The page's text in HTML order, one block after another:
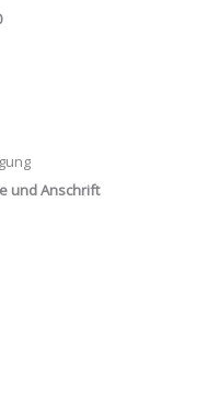
und Anschrift